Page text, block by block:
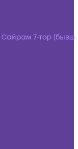
Сайрам 7-тор (бывш.